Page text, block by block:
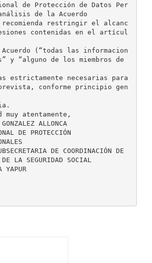
de Protección de Datos Per
de la Acuerdo
recomienda restringir el alcanc
contenidas en el artícul
(“todas las informacion
y “alguno de los miembros de
estrictamente necesarias para
conforme principio gen
muy atentamente,
ALLONCA
DE PROTECCIÓN
DE COORDINACIÓN DE
LA SEGURIDAD SOCIAL
YAPUR